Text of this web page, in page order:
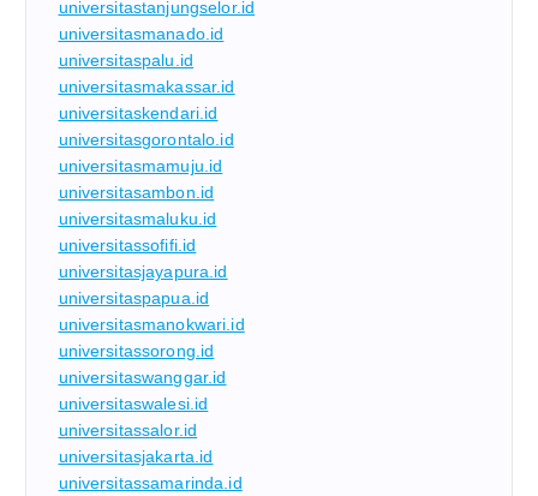
universitastanjungselor.id
universitasmanado.id
universitaspalu.id
universitasmakassar.id
universitaskendari.id
universitasgorontalo.id
universitasmamuju.id
universitasambon.id
universitasmaluku.id
universitassofifi.id
universitasjayapura.id
universitaspapua.id
universitasmanokwari.id
universitassorong.id
universitaswanggar.id
universitaswalesi.id
universitassalor.id
universitasjakarta.id
universitassamarinda.id